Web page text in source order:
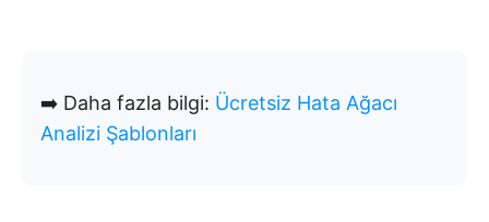
➡️ Daha fazla bilgi: Ücretsiz Hata Ağacı
Analizi Şablonları